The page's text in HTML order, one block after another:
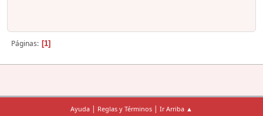
Páginas 1
Ayuda | Reglas y Términos | Ir Arriba ▲